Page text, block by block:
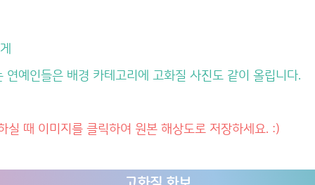
연예인들은 배경 카테고리에 고화질 사진도 같이 올립니다.
실 때 이미지를 클릭하여 원본 해상도로 저장하세요. :)